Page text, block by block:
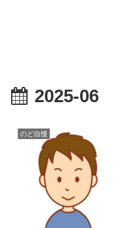
2025-06
のど自慢